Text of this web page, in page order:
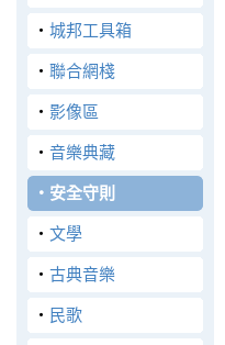
‧ 城邦工具箱
‧ 聯合網棧
‧ 影像區
‧ 音樂典藏
‧ 安全守則
‧ 文學
‧ 古典音樂
‧ 民歌